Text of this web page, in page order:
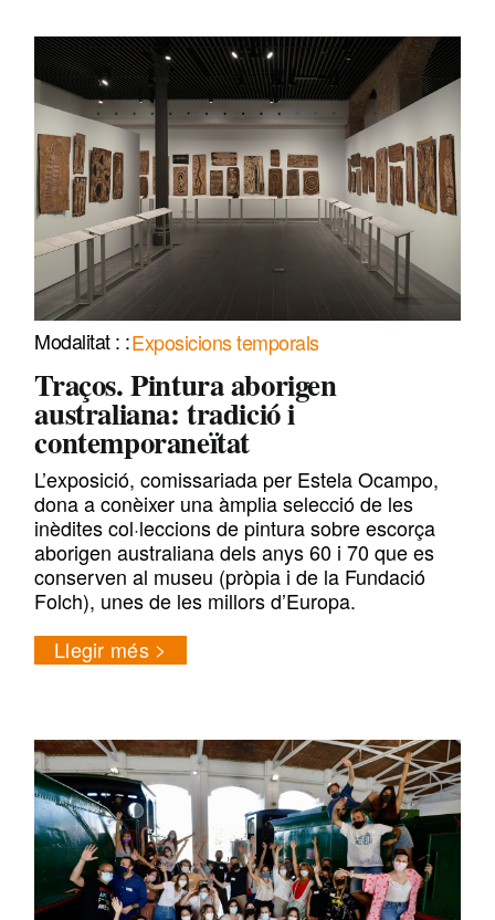
Exposicions temporals
Traços. Pintura aborigen
australiana: tradició i
contemporaneïtat
L’exposició, comissariada per Estela Ocampo,
dona a conèixer una àmplia selecció de les
inèdites col·leccions de pintura sobre escorça
aborigen australiana dels anys 60 i 70 que es
conserven al museu (pròpia i de la Fundació
Folch), unes de les millors d’Europa.
Llegir més